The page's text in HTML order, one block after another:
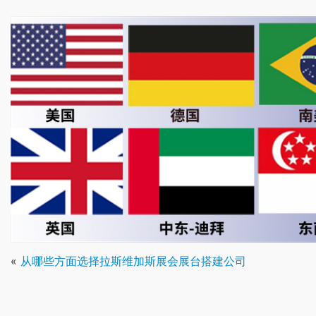
« 从哪些方面选择拉斯维加斯展会展台搭建公司